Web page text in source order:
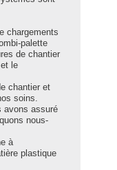
chargements
palette
de chantier
le
chantier et
soins.
avons assuré
nous-
à
plastique